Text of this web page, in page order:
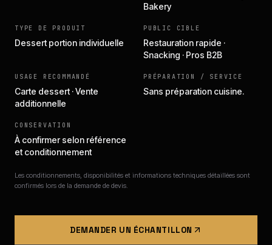
Bakery
TYPE DE PRODUIT
Dessert portion individuelle
PUBLIC CIBLE
Restauration rapide ·
Snacking · Pros B2B
USAGE RECOMMANDÉ
Carte dessert · Vente
additionnelle
PRÉPARATION / SERVICE
Sans préparation cuisine.
CONSERVATION
À confirmer selon référence
et conditionnement
Les conditionnements, disponibilités et informations techniques détaillées sont
confirmés lors de la demande de devis.
DEMANDER UN ÉCHANTILLON